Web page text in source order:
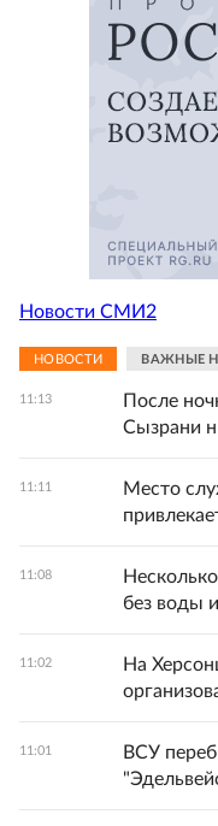
Новости СМИ2
НОВОСТИ ВАЖНЫЕ
11:13
После
Сызрани
11:11
Место
11:08
без воды
11:02
На
11:01
ВСУ